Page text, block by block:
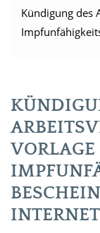
Kündigung des
VORLAGE
INTERNET